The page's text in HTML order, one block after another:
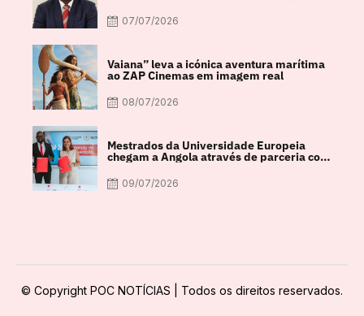
07/07/2026
Vaiana” leva a icónica aventura marítima
ao ZAP Cinemas em imagem real
08/07/2026
Mestrados da Universidade Europeia
chegam a Angola através de parceria com
09/07/2026
© Copyright POC NOTÍCIAS | Todos os direitos reservados.